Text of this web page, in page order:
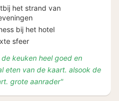
het strand van
bij het hotel
sfeer
keuken heel goed en
eten van de kaart. alsook de
grote aanrader"